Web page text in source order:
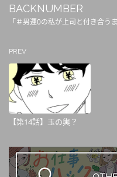
BACKNUMBER
「＃男運0の私が上司と付き合う
PREV
【第14話】玉の輿？